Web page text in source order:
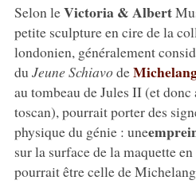
Selon leVictoria & Albert
petite sculpture en cire de la
londonien, généralement
du Jeune Schiavode
au tombeau de Jules II (et
toscan), pourrait porter des
physique du génie : une
sur la surface de la maquette
pourrait être celle de